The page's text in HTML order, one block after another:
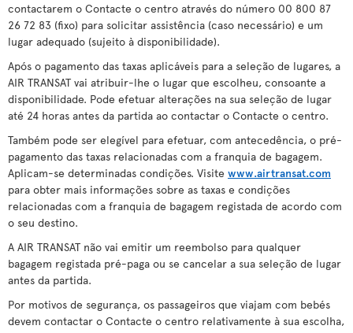
contactarem o Contacte o centro através do número 00 800 87
26 72 83 (fixo) para solicitar assistência (caso necessário) e um
lugar adequado (sujeito à disponibilidade).
Após o pagamento das taxas aplicáveis para a seleção de lugares, a
AIR TRANSAT vai atribuir-lhe o lugar que escolheu, consoante a
disponibilidade. Pode efetuar alterações na sua seleção de lugar
até 24 horas antes da partida ao contactar o Contacte o centro.
Também pode ser elegível para efetuar, com antecedência, o pré-
pagamento das taxas relacionadas com a franquia de bagagem.
Aplicam-se determinadas condições. Visite www.airtransat.com
para obter mais informações sobre as taxas e condições
relacionadas com a franquia de bagagem registada de acordo com
o seu destino.
A AIR TRANSAT não vai emitir um reembolso para qualquer
bagagem registada pré-paga ou se cancelar a sua seleção de lugar
antes da partida.
Por motivos de segurança, os passageiros que viajam com bebés
devem contactar o Contacte o centro relativamente à sua escolha,